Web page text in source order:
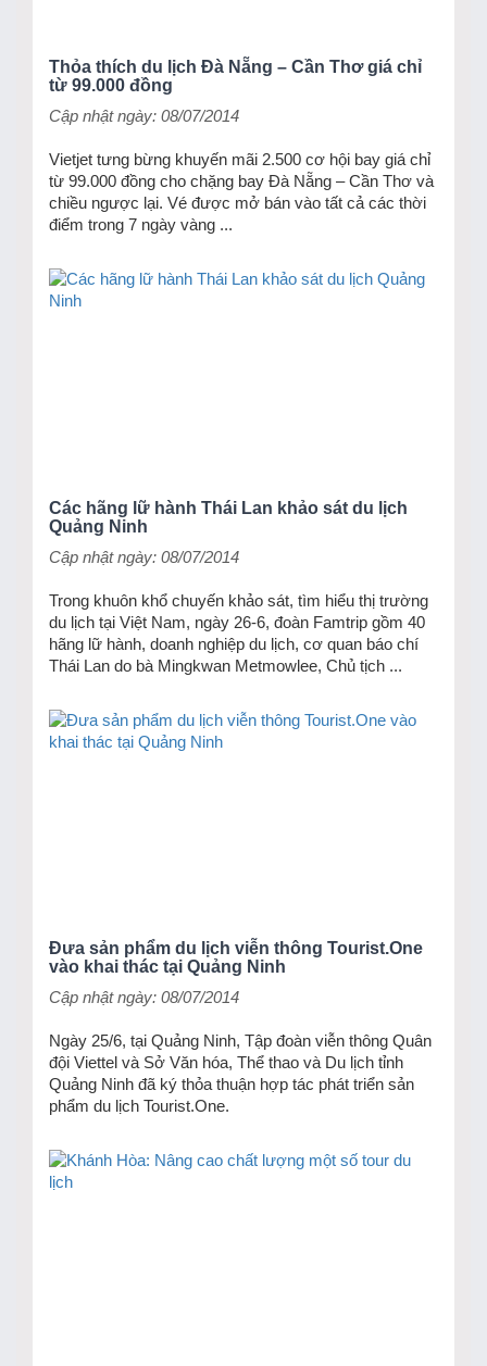
Thỏa thích du lịch Đà Nẵng – Cần Thơ giá chỉ
từ 99.000 đồng
Cập nhật ngày: 08/07/2014
Vietjet tưng bừng khuyến mãi 2.500 cơ hội bay giá chỉ
từ 99.000 đồng cho chặng bay Đà Nẵng – Cần Thơ và
chiều ngược lại. Vé được mở bán vào tất cả các thời
điểm trong 7 ngày vàng ...
Các hãng lữ hành Thái Lan khảo sát du lịch
Quảng Ninh
Cập nhật ngày: 08/07/2014
Trong khuôn khổ chuyến khảo sát, tìm hiểu thị trường
du lịch tại Việt Nam, ngày 26-6, đoàn Famtrip gồm 40
hãng lữ hành, doanh nghiệp du lịch, cơ quan báo chí
Thái Lan do bà Mingkwan Metmowlee, Chủ tịch ...
Đưa sản phẩm du lịch viễn thông Tourist.One
vào khai thác tại Quảng Ninh
Cập nhật ngày: 08/07/2014
Ngày 25/6, tại Quảng Ninh, Tập đoàn viễn thông Quân
đội Viettel và Sở Văn hóa, Thể thao và Du lịch tỉnh
Quảng Ninh đã ký thỏa thuận hợp tác phát triển sản
phẩm du lịch Tourist.One.